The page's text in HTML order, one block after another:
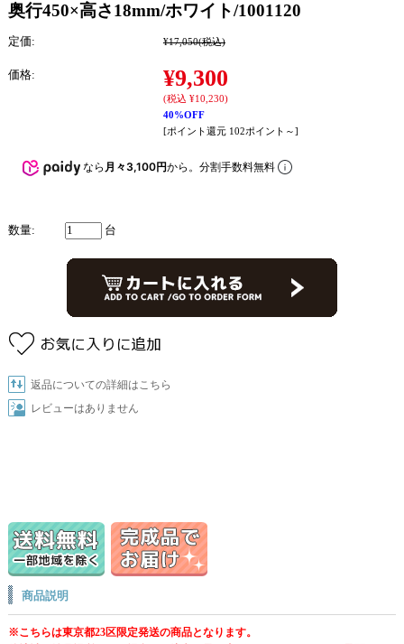
奥行450×高さ18mm/ホワイト/1001120
定価: ¥17,050(税込)
価格: ¥9,300
(税込 ¥10,230)
40%OFF
[ポイント還元 102ポイント～]
なら 月々3,100円から。分割手数料無料
数量: 台
返品についての詳細はこちら
レビューはありません
商品説明
※こちらは東京都23区限定発送の商品となります。